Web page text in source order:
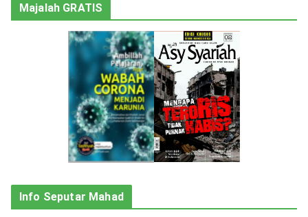
Majalah GRATIS
Info Seputar Mahad